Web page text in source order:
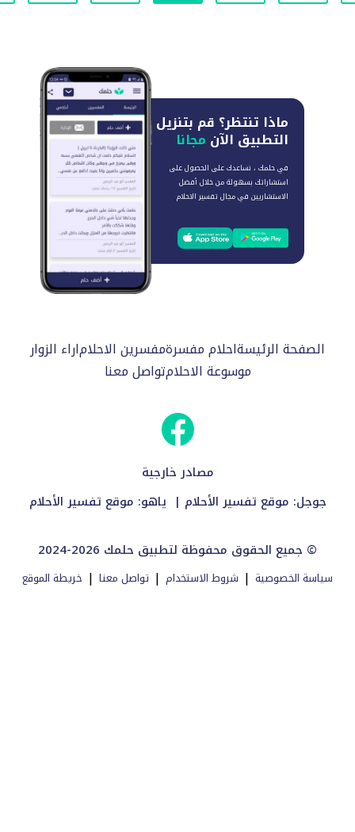
ماذا تنتظر؟ قم بتنزيل
التطبيق الآن مجانا
في حلمك ، نساعدك على الحصول على
استشاراتك بسهولة من خلال أفضل
الاستشاريين في مجال تفسير الاحلام
الصفحة الرئيسةاحلام مفسرةمفسرين الاحلاماراء الزوار
موسوعة الاحلامتواصل معنا
مصادر خارجية
جوجل: موقع تفسير الأحلام | ياهو: موقع تفسير الأحلام
2024-2026 جميع الحقوق محفوظة لتطبيق حلمك ©
سياسة الخصوصية | شروط الاستخدام | تواصل معنا | خريطة الموقع